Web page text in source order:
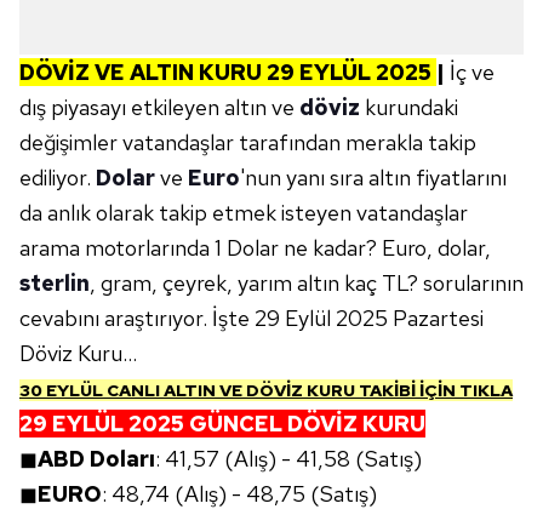
DÖVİZ VE ALTIN KURU 29 EYLÜL2025 | İç ve
dış piyasayı etkileyen altın ve döviz kurundaki
değişimler vatandaşlar tarafından merakla takip
ediliyor. Dolarve Euro'nun yanı sıra altın fiyatlarını
da anlık olarak takip etmek isteyen vatandaşlar
arama motorlarında 1 Dolar ne kadar? Euro, dolar,
sterlin, gram, çeyrek, yarım altın kaç TL? sorularının
cevabını araştırıyor. İşte 29 Eylül 2025 Pazartesi
Döviz Kuru...
30 EYLÜL CANLI ALTIN VE DÖVİZ KURU TAKİBİ İÇİN TIKLA
29 EYLÜL 2025 GÜNCEL DÖVİZ KURU
◼ABD Doları: 41,57 (Alış) - 41,58 (Satış)
◼EURO: 48,74 (Alış) - 48,75 (Satış)